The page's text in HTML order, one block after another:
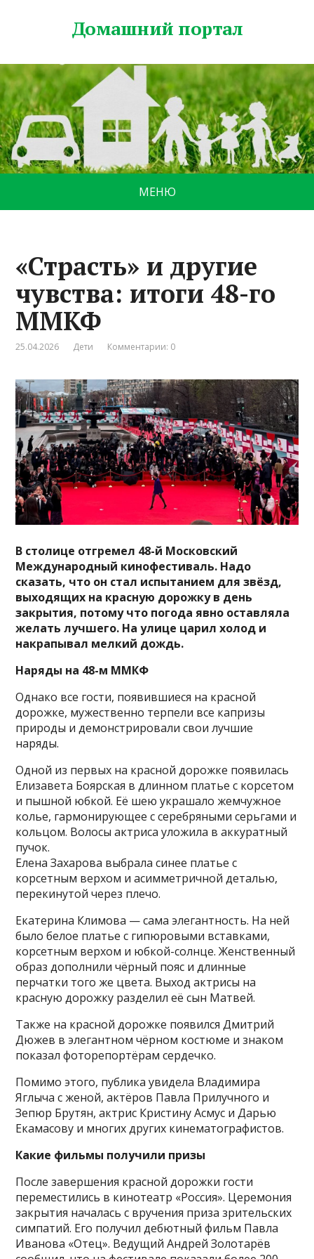
Домашний портал
МЕНЮ
«Страсть» и другие
чувства: итоги 48-го
ММКФ
25.04.2026 Дети Комментарии: 0
В столице отгремел 48-й Московский
Международный кинофестиваль. Надо
сказать, что он стал испытанием для звёзд,
выходящих на красную дорожку в день
закрытия, потому что погода явно оставляла
желать лучшего. На улице царил холод и
накрапывал мелкий дождь.
Наряды на 48-м ММКФ
Однако все гости, появившиеся на красной
дорожке, мужественно терпели все капризы
природы и демонстрировали свои лучшие
наряды.
Одной из первых на красной дорожке появилась
Елизавета Боярская в длинном платье с корсетом
и пышной юбкой. Её шею украшало жемчужное
колье, гармонирующее с серебряными серьгами и
кольцом. Волосы актриса уложила в аккуратный
пучок.
Елена Захарова выбрала синее платье с
корсетным верхом и асимметричной деталью,
перекинутой через плечо.
Екатерина Климова — сама элегантность. На ней
было белое платье с гипюровыми вставками,
корсетным верхом и юбкой-солнце. Женственный
образ дополнили чёрный пояс и длинные
перчатки того же цвета. Выход актрисы на
красную дорожку разделил её сын Матвей.
Также на красной дорожке появился Дмитрий
Дюжев в элегантном чёрном костюме и знаком
показал фоторепортёрам сердечко.
Помимо этого, публика увидела Владимира
Яглыча с женой, актёров Павла Прилучного и
Зепюр Брутян, актрис Кристину Асмус и Дарью
Екамасову и многих других кинематографистов.
Какие фильмы получили призы
После завершения красной дорожки гости
переместились в кинотеатр «Россия». Церемония
закрытия началась с вручения приза зрительских
симпатий. Его получил дебютный фильм Павла
Иванова «Отец». Ведущий Андрей Золотарёв